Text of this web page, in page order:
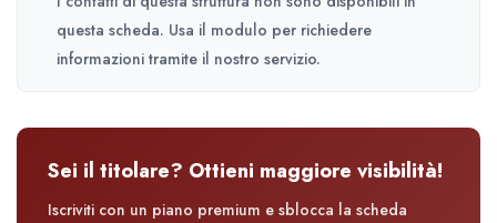
questa scheda. Usa il modulo per richiedere
informazioni tramite il nostro servizio.
Sei il titolare? Ottieni maggiore visibilità!
Iscriviti con un piano premium e sblocca la scheda